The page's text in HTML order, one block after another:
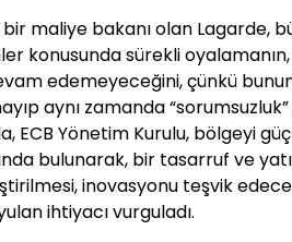
bir maliye bakanı olan Lagarde,
konusunda sürekli
edemeyeceğini, çünkü
aynı zamanda “sorumsuzluk”
ECB Yönetim Kurulu, bölgeyi
bulunarak, bir tasarruf ve
inovasyonu teşvik
ihtiyacı vurguladı.